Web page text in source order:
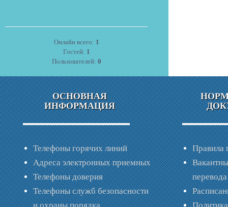
Онлайн всего: 1
Гостей: 1
Пользователей: 0
ОСНОВНАЯ
ИНФОРМАЦИЯ
Телефоны горячих линий
Адреса электронных приемных
Телефоны доверия
Телефоны служб безопасности
Правила
перевода